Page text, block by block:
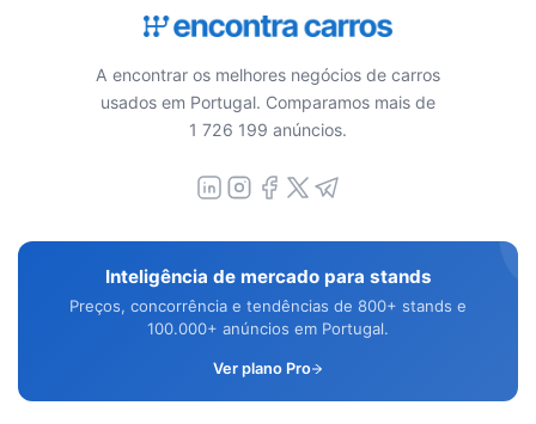
A encontrar os melhores negócios de carros
usados em Portugal. Comparamos mais de
1 726 199 anúncios.
Inteligência de mercado para stands
Preços, concorrência e tendências de 800+ stands e
100.000+ anúncios em Portugal.
Ver plano Pro